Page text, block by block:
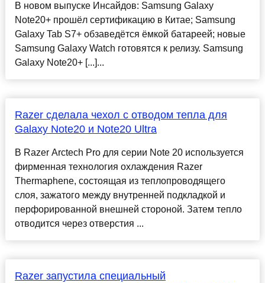
В новом выпуске Инсайдов: Samsung Galaxy
Note20+ прошёл сертификацию в Китае; Samsung
Galaxy Tab S7+ обзаведётся ёмкой батареей; новые
Samsung Galaxy Watch готовятся к релизу. Samsung
Galaxy Note20+ [...]...
Razer сделала чехол с отводом тепла для
Galaxy Note20 и Note20 Ultra
В Razer Arctech Pro для серии Note 20 используется
фирменная технология охлаждения Razer
Thermaphene, состоящая из теплопроводящего
слоя, зажатого между внутренней подкладкой и
перфорированной внешней стороной. Затем тепло
отводится через отверстия ...
Razer запустила специальный